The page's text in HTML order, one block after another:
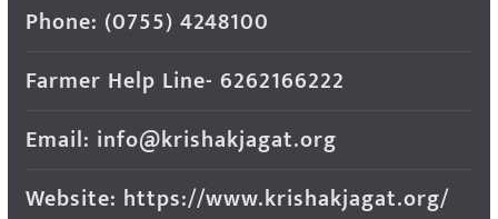
Phone: (0755) 4248100
Farmer Help Line- 6262166222
Email: info@krishakjagat.org
Website: https://www.krishakjagat.org/